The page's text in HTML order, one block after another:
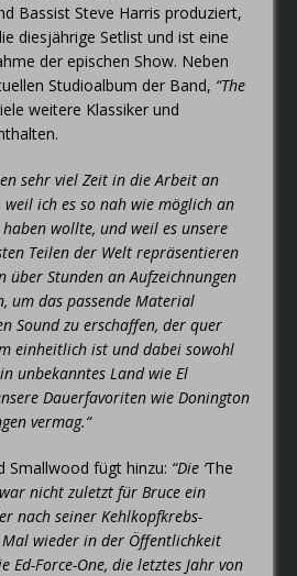
Bassist Steve Harris produziert,
diesjährige Setlist und ist eine
der epischen Show. Neben
Studioalbum der Band, “The
weitere Klassiker und
sehr viel Zeit in die Arbeit an
weil ich es so nah wie möglich an
wollte, und weil es unsere
Teilen der Welt repräsentieren
über Stunden an Aufzeichnungen
um das passende Material
Sound zu erschaffen, der quer
einheitlich ist und dabei sowohl
unbekanntes Land wie El
Dauerfavoriten wie Donington
vermag.“
Smallwood fügt hinzu: “Die ‘The
war nicht zuletzt für Bruce ein
nach seiner Kehlkopfkrebs-
Mal wieder in der Öffentlichkeit
Ed-Force-One, die letztes Jahr von